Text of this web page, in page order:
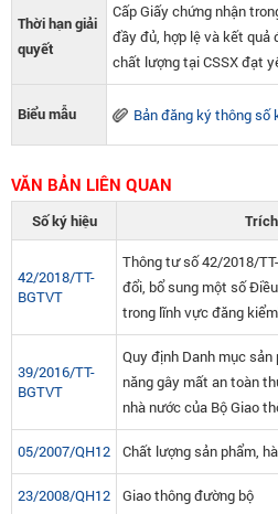
Thời hạn giải
quyết
Cấp Giấy chứng nhận
đầy đủ, hợp lệ và kết quả
chất lượng tại CSSX đạt
Biểu mẫu Bản đăng ký thông
VĂN BẢN LIÊN QUAN
Số ký hiệu
42/2018/TT-
BGTVT
Thông tư số 42/2018/
đổi, bổ sung một số
trong lĩnh vực đăng
39/2016/TT-
BGTVT
Quy định Danh mục sản
năng gây mất an toàn
nhà nước của Bộ Giao
05/2007/QH12 Chất lượng sản phẩm,
23/2008/QH12 Giao thông đường bộ